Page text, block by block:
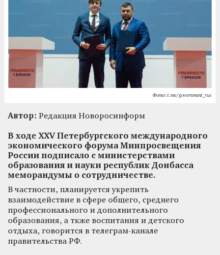
Фото: t.me/government_rus
Автор: Редакция Новоросинформ
В ходе XXV Петербургского международного
экономического форума Минпросвещения
России подписало с министерствами
образования и науки республик Донбасса
меморандумы о сотрудничестве.
В частности, планируется укрепить
взаимодействие в сфере общего, среднего
профессионального и дополнительного
образования, а ткже воспитания и детского
отдыха, говорится в телеграм-канале
правительства РФ.